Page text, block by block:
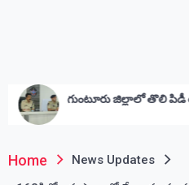
తొలి పిడీ యాక్ట్ కేసు నమోదు
Home
News Updates